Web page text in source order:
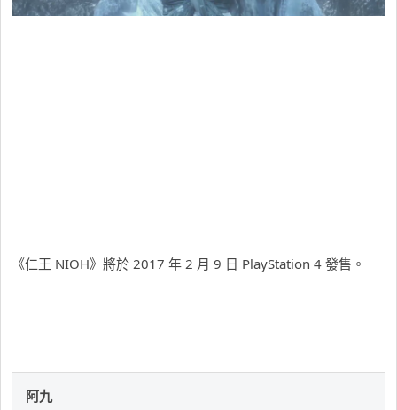
《仁王 NIOH》將於 2017 年 2 月 9 日 PlayStation 4 發售。
阿九